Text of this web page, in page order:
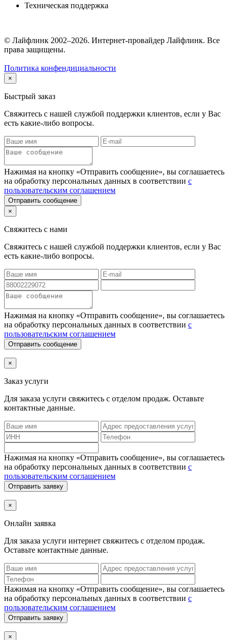
Техническая поддержка
© Лайфлинк 2002–2026. Интернет-провайдер Лайфлинк. Все
права защищены.
Политика конфендициальности
×
Быстрый заказ
Свяжитесь с нашей службой поддержки клиентов, если у Вас
есть какие-либо вопросы.
Нажимая на кнопку «Отправить сообщение», вы соглашаетесь
на обработку персональных данных в соответствии с
пользовательским соглашением
Отправить сообщение
×
Свяжитесь с нами
Свяжитесь с нашей службой поддержки клиентов, если у Вас
есть какие-либо вопросы.
Нажимая на кнопку «Отправить сообщение», вы соглашаетесь
на обработку персональных данных в соответствии с
пользовательским соглашением
Отправить сообщение
×
Заказ услуги
Для заказа услуги свяжитесь с отделом продаж. Оставьте
контактные данные.
Нажимая на кнопку «Отправить сообщение», вы соглашаетесь
на обработку персональных данных в соответствии с
пользовательским соглашением
Отправить заявку
×
Онлайн заявка
Для заказа услуги интернет свяжитесь с отделом продаж.
Оставьте контактные данные.
Нажимая на кнопку «Отправить сообщение», вы соглашаетесь
на обработку персональных данных в соответствии с
пользовательским соглашением
Отправить заявку
×